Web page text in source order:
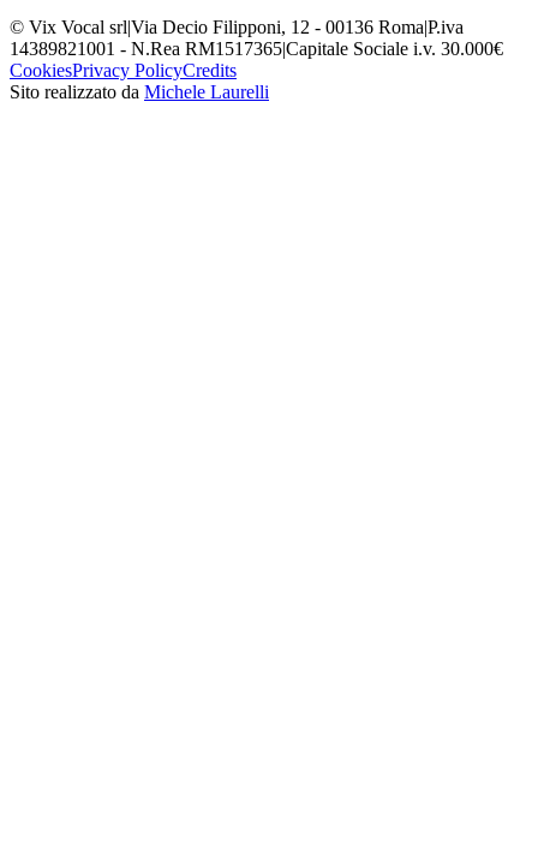
© Vix Vocal srl|Via Decio Filipponi, 12 - 00136 Roma|P.iva
14389821001 - N.Rea RM1517365|Capitale Sociale i.v. 30.000€
CookiesPrivacy PolicyCredits
Sito realizzato da Michele Laurelli